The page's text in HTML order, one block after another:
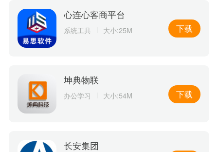
心连心客商平台
系统工具 大小:25M 下载
坤典物联
办公学习 大小:54M 下载
长安集团